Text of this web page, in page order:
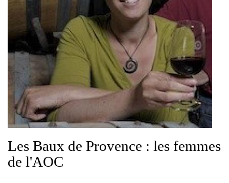
Les Baux de Provence : les femmes
de l'AOC